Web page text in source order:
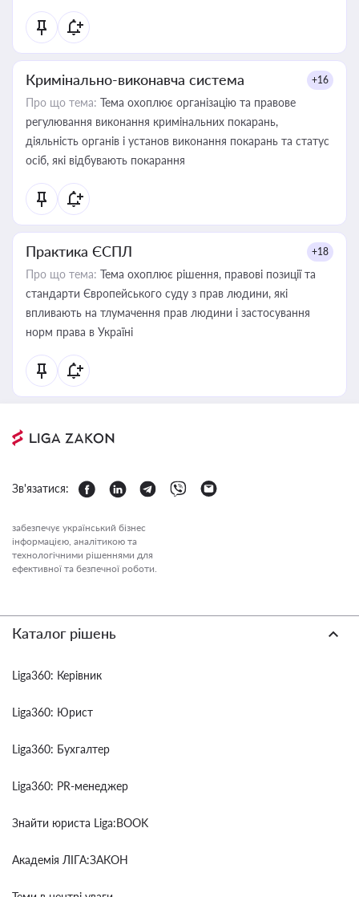
Кримінально-виконавча система +16
Про що тема: Тема охоплює організацію та правове
регулювання виконання кримінальних покарань,
діяльність органів і установ виконання покарань та статус
осіб, які відбувають покарання
Практика ЄСПЛ +18
Про що тема: Тема охоплює рішення, правові позиції та
стандарти Європейського суду з прав людини, які
впливають на тлумачення прав людини і застосування
норм права в Україні
Зв'язатися:
забезпечує український бізнес
інформацією, аналітикою та
технологічними рішеннями для
ефективної та безпечної роботи.
Каталог рішень
Liga360: Керівник
Liga360: Юрист
Liga360: Бухгалтер
Liga360: PR-менеджер
Знайти юриста Liga:BOOK
Академія ЛІГА:ЗАКОН